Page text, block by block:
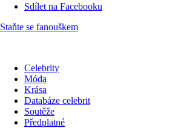
Sdílet na Facebooku
Staňte se fanouškem
Celebrity
Móda
Krása
Databáze celebrit
Soutěže
Předplatné